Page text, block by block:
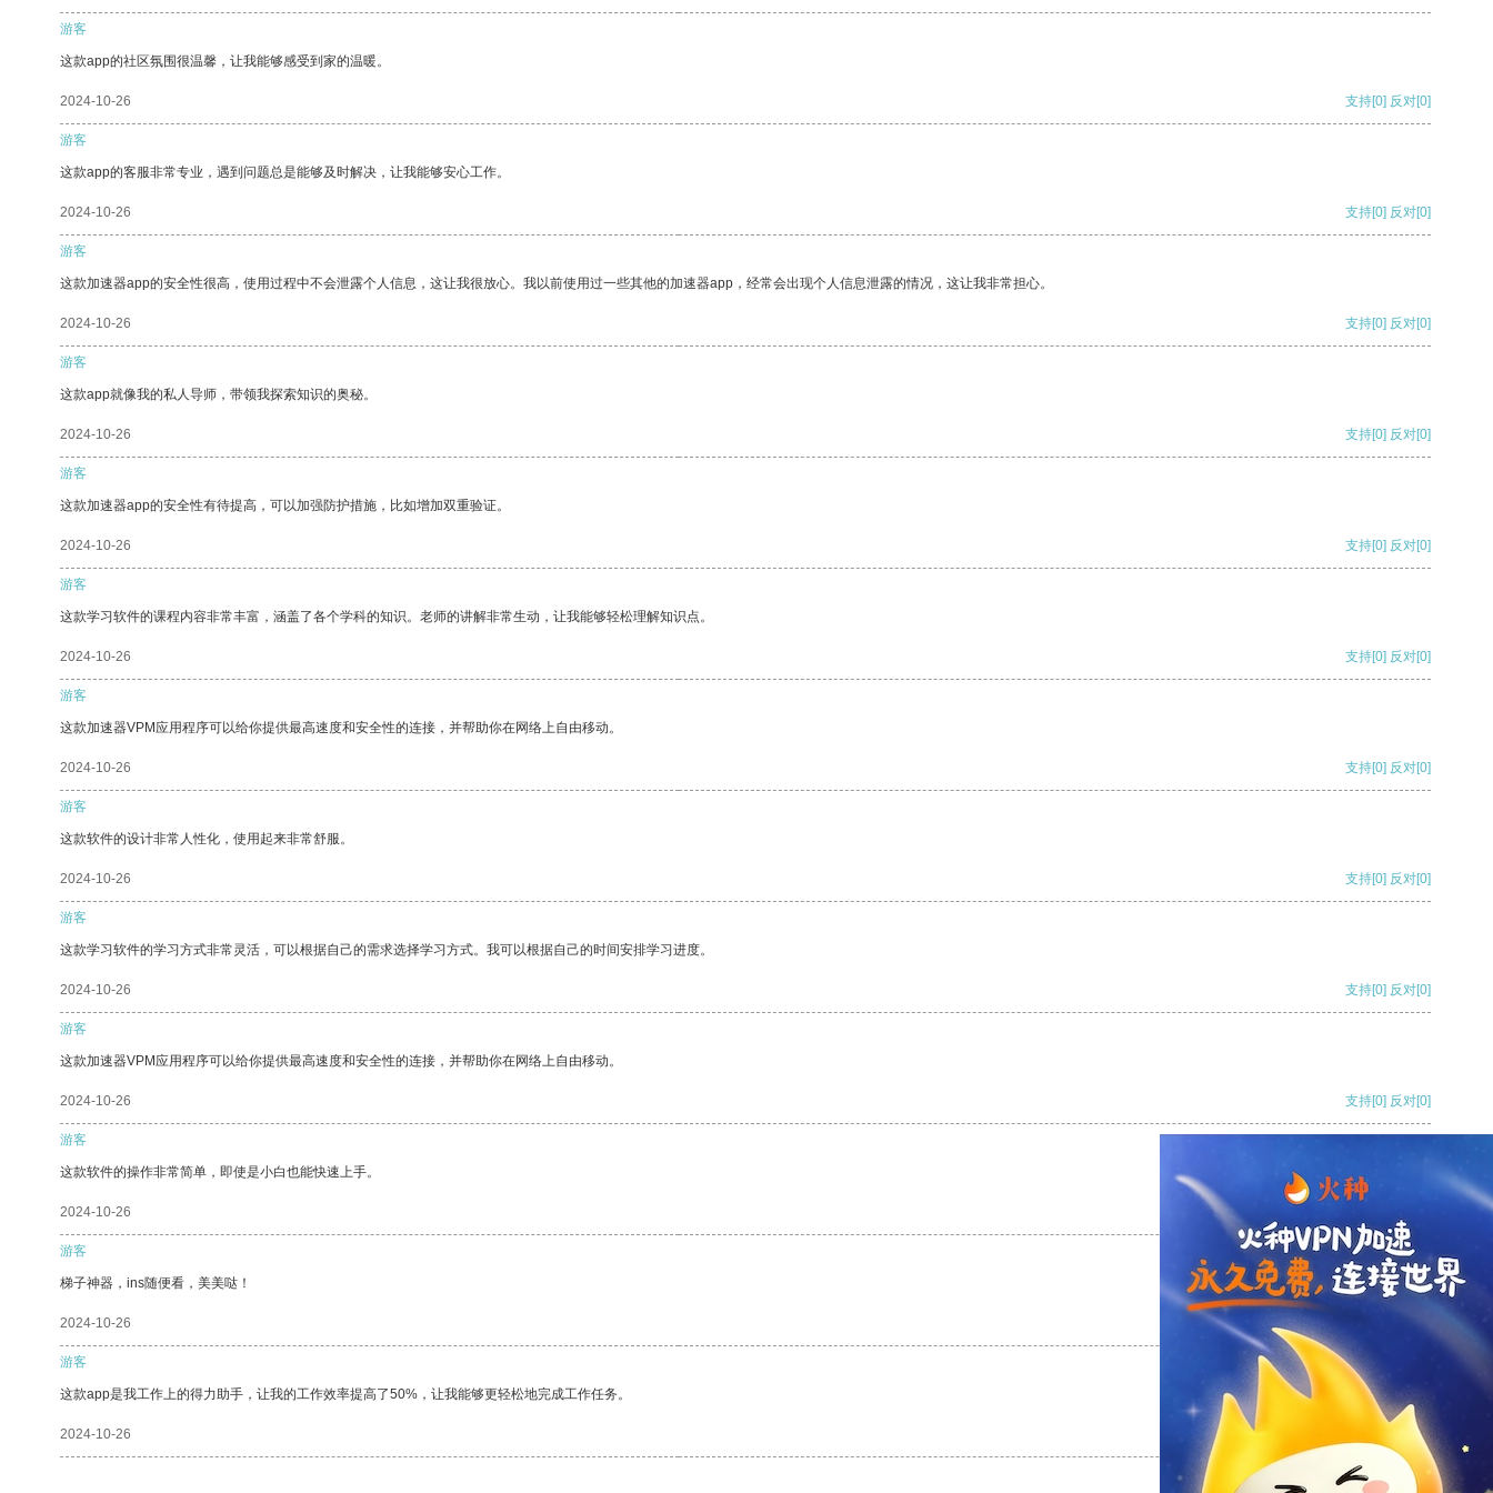
游客
这款app的社区氛围很温馨，让我能够感受到家的温暖。
2024-10-26 支持[0] 反对[0]
游客
这款app的客服非常专业，遇到问题总是能够及时解决，让我能够安心工作。
2024-10-26 支持[0] 反对[0]
游客
这款加速器app的安全性很高，使用过程中不会泄露个人信息，这让我很放心。我以前使用过一些其他的加速器app，经常会出现个人信息泄露的情况，这让我非常担心。
2024-10-26 支持[0] 反对[0]
游客
这款app就像我的私人导师，带领我探索知识的奥秘。
2024-10-26 支持[0] 反对[0]
游客
这款加速器app的安全性有待提高，可以加强防护措施，比如增加双重验证。
2024-10-26 支持[0] 反对[0]
游客
这款学习软件的课程内容非常丰富，涵盖了各个学科的知识。老师的讲解非常生动，让我能够轻松理解知识点。
2024-10-26 支持[0] 反对[0]
游客
这款加速器VPM应用程序可以给你提供最高速度和安全性的连接，并帮助你在网络上自由移动。
2024-10-26 支持[0] 反对[0]
游客
这款软件的设计非常人性化，使用起来非常舒服。
2024-10-26 支持[0] 反对[0]
游客
这款学习软件的学习方式非常灵活，可以根据自己的需求选择学习方式。我可以根据自己的时间安排学习进度。
2024-10-26 支持[0] 反对[0]
游客
这款加速器VPM应用程序可以给你提供最高速度和安全性的连接，并帮助你在网络上自由移动。
2024-10-26 支持[0] 反对[0]
游客
这款软件的操作非常简单，即使是小白也能快速上手。
2024-10-26
游客
梯子神器，ins随便看，美美哒！
2024-10-26 反对
游客
这款app是我工作上的得力助手，让我的工作效率提高了50%，让我能够更轻松地完成工作任务。
2024-10-26 反对[0]